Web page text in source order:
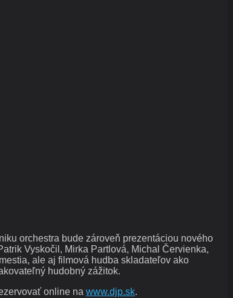
orchestra bude zároveň prezentáciou nového
Vyskočil, Mirka Partlová, Michal Červienka,
ale aj filmová hudba skladateľov ako
hudobný zážitok.
online na www.djp.sk.